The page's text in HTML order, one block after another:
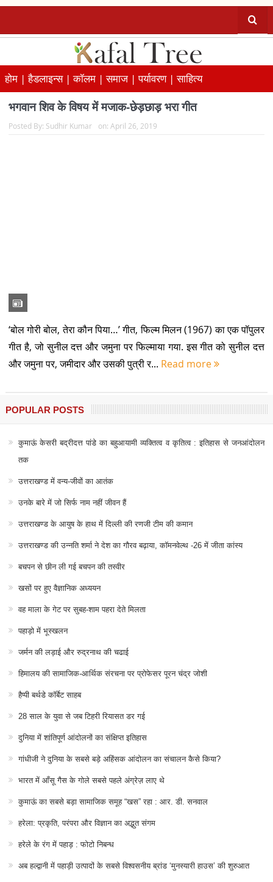
होम |हैडलाइन्स |कॉलम |समाज |पर्यावरण |साहित्य
भगवान शिव के विषय में मजाक-छेड़छाड़ भरा गीत
Posted By: Sudhir Kumar on: April 26, 2019
‘बोल गोरी बोल, तेरा कौन पिया…’ गीत, फिल्म मिलन (1967) का एक पॉपुलर
गीत है, जो सुनील दत्त और जमुना पर फिल्माया गया. इस गीत को सुनील दत्त
और जमुना पर, जमीदार और उसकी पुत्री र... Read more
POPULAR POSTS
कुमाऊं केसरी बद्रीदत्त पांडे का बहुआयामी व्यक्तित्व व कृतित्व : इतिहास से जनआंदोलन
तक
उत्तराखण्ड में वन्य-जीवों का आतंक
उनके बारे में जो सिर्फ नाम नहीं जीवन हैं
उत्तराखण्ड के आयुष के हाथ में दिल्ली की रणजी टीम की कमान
उत्तराखण्ड की उन्नति शर्मा ने देश का गौरव बढ़ाया, कॉमनवेल्थ -26 में जीता कांस्य
बचपन से छीन ली गई बचपन की तस्वीर
खसों पर हुए वैज्ञानिक अध्ययन
वह माला के गेट पर सुबह-शाम पहरा देते मिलता
पहाड़ो में भूस्खलन
जर्मन की लड़ाई और रुद्रनाथ की चढाई
हिमालय की सामाजिक-आर्थिक संरचना पर प्रोफेसर पूरन चंद्र जोशी
हैप्पी बर्थडे कॉर्बेट साहब
28 साल के युवा से जब टिहरी रियासत डर गई
दुनिया में शांतिपूर्ण आंदोलनों का संक्षिप्त इतिहास
गांधीजी ने दुनिया के सबसे बड़े अहिंसक आंदोलन का संचालन कैसे किया?
भारत में आँसू गैस के गोले सबसे पहले अंग्रेज़ लाए थे
कुमाऊं का सबसे बड़ा सामाजिक समूह “खस” रहा : आर. डी. सनवाल
हरेला: प्रकृति, परंपरा और विज्ञान का अद्भुत संगम
हरेले के रंग में पहाड़ : फोटो निबन्ध
अब हल्द्वानी में पहाड़ी उत्पादों के सबसे विश्वसनीय ब्रांड ‘मुनस्यारी हाउस’ की शुरुआत